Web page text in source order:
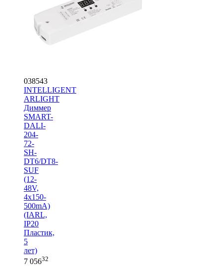
038543
INTELLIGENT
ARLIGHT
Диммер
SMART-
DALI-
204-
72-
SH-
DT6/DT8-
SUF
(12-
48V,
4x150-
500mA)
(IARL,
IP20
Пластик,
5
лет)
7 05632